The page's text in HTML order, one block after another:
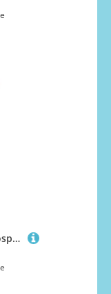
Jiumaocleu Dazai Osamu Cosplay Kunikida Doppo Kostüm Dazai Osamu Kostüm Outfit Komplettes Set Halloween Weihnachten Karneval Party Dress Up Anzug für Männer Frauen